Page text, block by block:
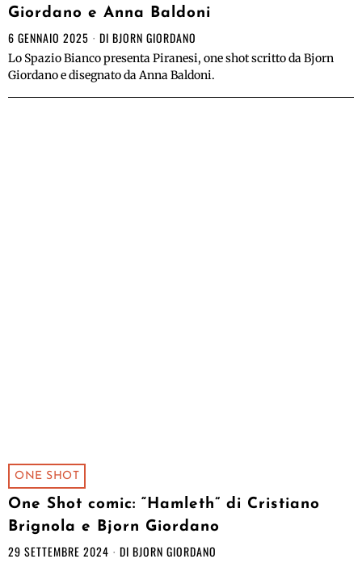
Giordano e Anna Baldoni
6 GENNAIO 2025 DI BJORN GIORDANO
Lo Spazio Bianco presenta Piranesi, one shot scritto da Bjorn
Giordano e disegnato da Anna Baldoni.
ONE SHOT
One Shot comic: “Hamleth” di Cristiano
Brignola e Bjorn Giordano
29 SETTEMBRE 2024 DI BJORN GIORDANO